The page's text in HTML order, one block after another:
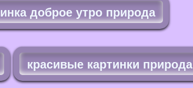
доброе утро природа
красивые картинки природа